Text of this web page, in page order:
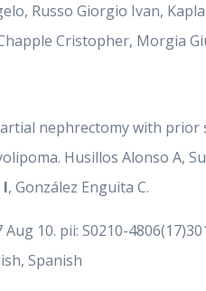
Russo Giorgio Ivan,
Cristopher, Morgia
nephrectomy with
Husillos Alonso A,
, González Enguita C.
10. pii: S0210-
Spanish